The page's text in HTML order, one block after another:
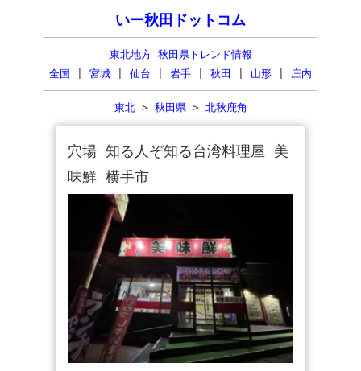
いー秋田ドットコム
東北地方 秋田県トレンド情報
全国
宮城 仙台 岩手 秋田 山形 庄内
東北> 秋田県> 北秋鹿角
穴場 知る人ぞ知る台湾料理屋 美
味鮮 横手市